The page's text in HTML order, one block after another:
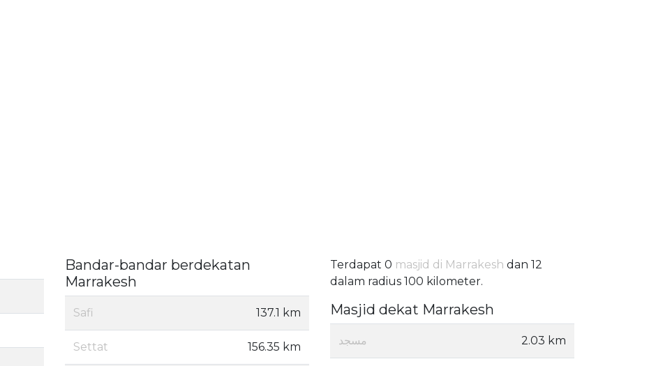
Bandar-bandar berdekatan
Marrakesh
Safi 137.1 km
Settat 156.35 km
Terdapat 0 masjid di Marrakesh dan 12
dalam radius 100 kilometer.
Masjid dekat Marrakesh
مسجد 2.03 km